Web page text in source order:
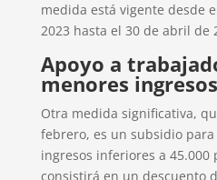
medida está vigente desde
2023 hasta el 30 de abril de
Apoyo a
menores ingresos
Otra medida significativa,
febrero, es un subsidio
ingresos inferiores a 45.000
consistirá en un descuento